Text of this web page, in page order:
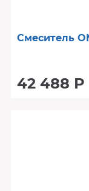
Смеситель
42 488 Р